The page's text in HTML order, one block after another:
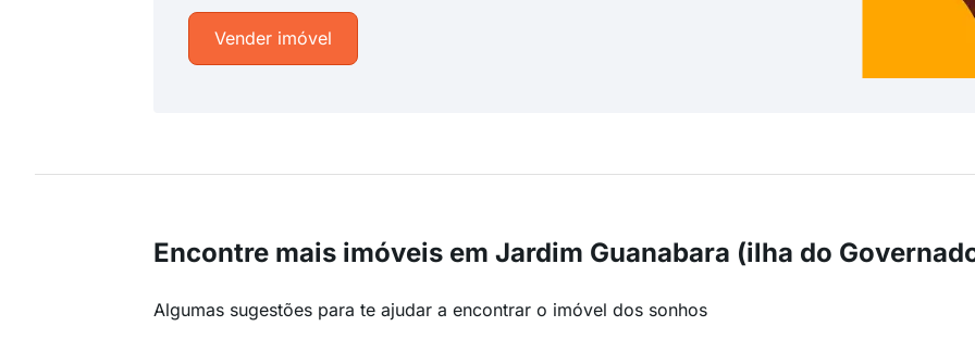
Vender imóvel
Encontre mais imóveis em Jardim Guanabara (ilha do
Algumas sugestões para te ajudar a encontrar o imóvel dos sonhos